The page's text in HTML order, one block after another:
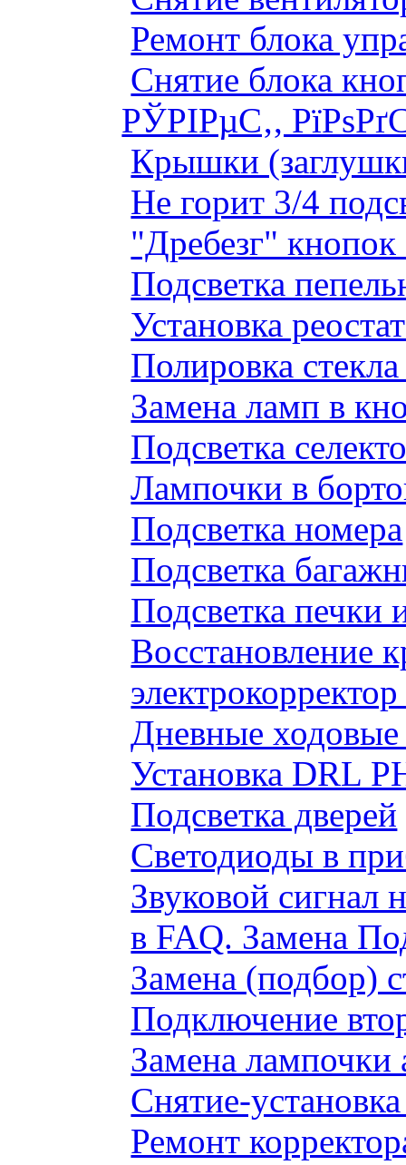
Ремонт блока
Снятие блока
РЎРІРµС‚,
Крышки
Не горит 3/4
"Дребезг"
Подсветка
Установка
Полировка
Замена ламп в
Подсветка
Лампочки в
Подсветка номера
Подсветка
Подсветка печки
Восстановление
Дневные ходовые
Установка DRL
Подсветка дверей
Светодиоды в
Звуковой сигнал
в FAQ. Замена
Замена (подбор)
Подключение
Замена лампочки
Снятие-
Ремонт